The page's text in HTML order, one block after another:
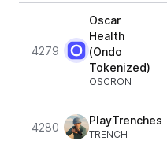
4279
Oscar
Health
(Ondo
Tokenized)
OSCRON
4280
PlayTrenches
TRENCH